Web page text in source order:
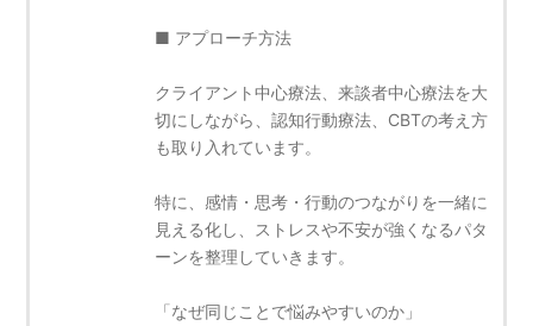
■ アプローチ方法
クライアント中心療法、来談者中心療法を大
切にしながら、認知行動療法、CBTの考え方
も取り入れています。
特に、感情・思考・行動のつながりを一緒に
見える化し、ストレスや不安が強くなるパタ
ーンを整理していきます。
「なぜ同じことで悩みやすいのか」